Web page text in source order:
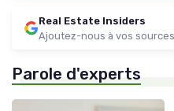
Real Estate Insiders
Ajoutez-nous à vos
Parole d'experts